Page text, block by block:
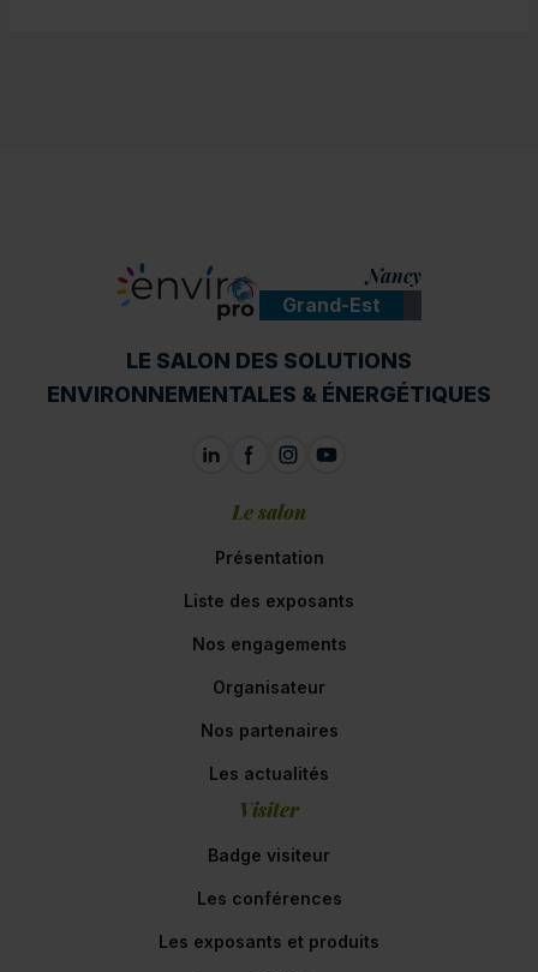
Nancy
Grand-Est
LE SALON DES SOLUTIONS
ENVIRONNEMENTALES & ÉNERGÉTIQUES
Le salon
Présentation
Liste des exposants
Nos engagements
Organisateur
Nos partenaires
Les actualités
Visiter
Badge visiteur
Les conférences
Les exposants et produits